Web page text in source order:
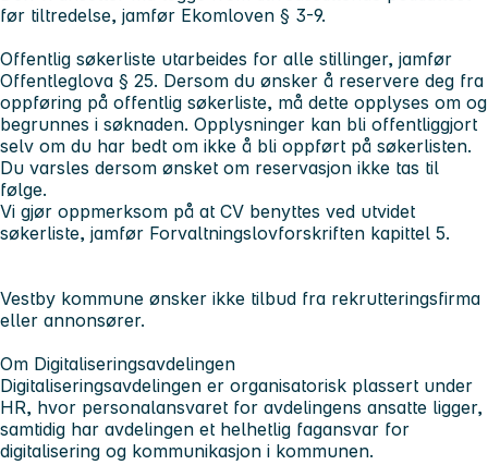
før tiltredelse, jamfør Ekomloven § 3-9.
Offentlig søkerliste utarbeides for alle stillinger, jamfør
Offentleglova § 25. Dersom du ønsker å reservere deg fra
oppføring på offentlig søkerliste, må dette opplyses om og
begrunnes i søknaden. Opplysninger kan bli offentliggjort
selv om du har bedt om ikke å bli oppført på søkerlisten.
Du varsles dersom ønsket om reservasjon ikke tas til
følge.
Vi gjør oppmerksom på at CV benyttes ved utvidet
søkerliste, jamfør Forvaltningslovforskriften kapittel 5.
Vestby kommune ønsker ikke tilbud fra rekrutteringsfirma
eller annonsører.
Om Digitaliseringsavdelingen
Digitaliseringsavdelingen er organisatorisk plassert under
HR, hvor personalansvaret for avdelingens ansatte ligger,
samtidig har avdelingen et helhetlig fagansvar for
digitalisering og kommunikasjon i kommunen.